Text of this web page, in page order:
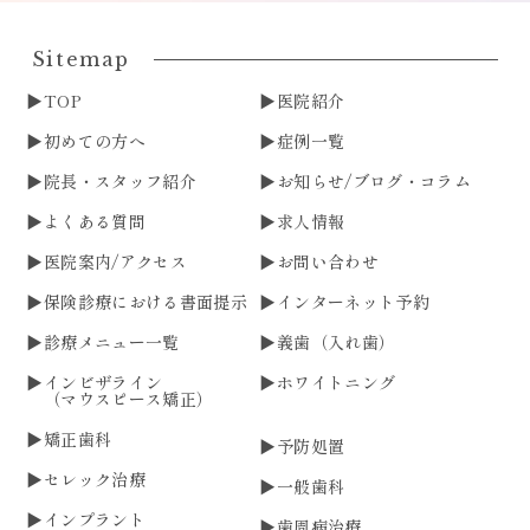
Sitemap
TOP
初めての方へ
院長・スタッフ紹介
よくある質問
医院案内/アクセス
保険診療における書面提示
医院紹介
症例一覧
お知らせ/ブログ・コラム
求人情報
お問い合わせ
インターネット予約
診療メニュー一覧
インビザライン
（マウスピース矯正）
矯正歯科
セレック治療
インプラント
義歯（入れ歯）
ホワイトニング
予防処置
一般歯科